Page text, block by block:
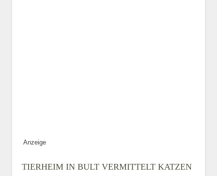
Anzeige
TIERHEIM IN BULT VERMITTELT KATZEN